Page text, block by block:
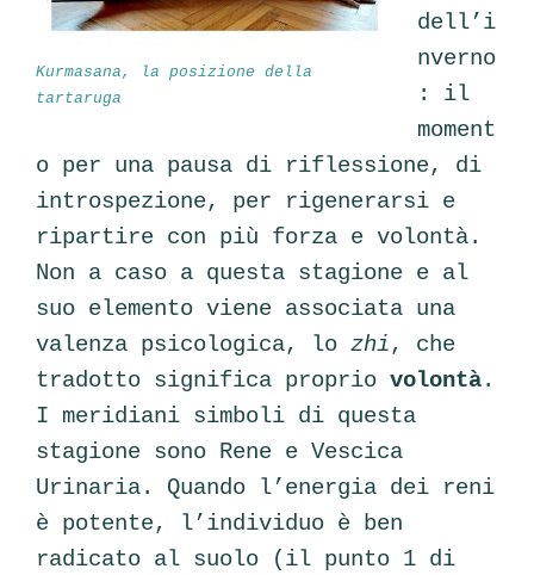
Kurmasana, la posizione della
tartaruga
dell’i
nverno
: il
moment
o per una pausa di riflessione, di
introspezione, per rigenerarsi e
ripartire con più forza e volontà.
Non a caso a questa stagione e al
suo elemento viene associata una
valenza psicologica, lo zhi, che
tradotto significa proprio volontà.
I meridiani simboli di questa
stagione sono Rene e Vescica
Urinaria. Quando l’energia dei reni
è potente, l’individuo è ben
radicato al suolo (il punto 1 di